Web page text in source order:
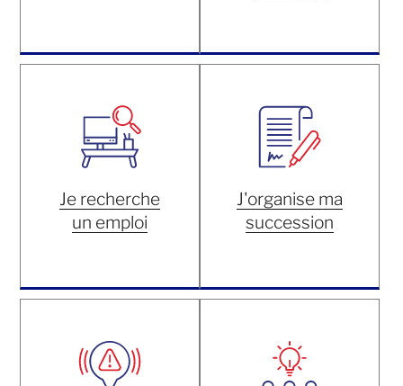
Je recherche
un emploi
J'organise ma
succession